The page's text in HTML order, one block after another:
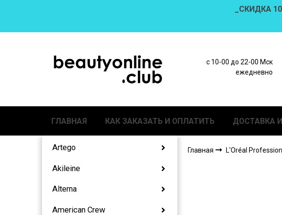
_СКИДКА
с 10-00 до 22-00 Мск
ежедневно
ГЛАВНАЯ КАК ЗАКАЗАТЬ И ОПЛАТИТЬ ДОСТАВКА
Artego
Akileine
Alterna
American Crew
Главная L'Oréal